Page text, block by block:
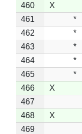
460
X
461
*
462
*
463
*
464
*
465
*
466
X
467
468
X
469